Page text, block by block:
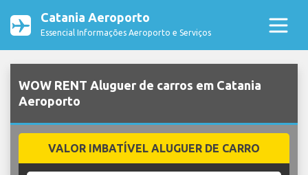
Catania Aeroporto
Essencial Informações Aeroporto e Serviços
WOW RENT Aluguer de carros em Catania
Aeroporto
VALOR IMBATÍVEL ALUGUER DE CARRO